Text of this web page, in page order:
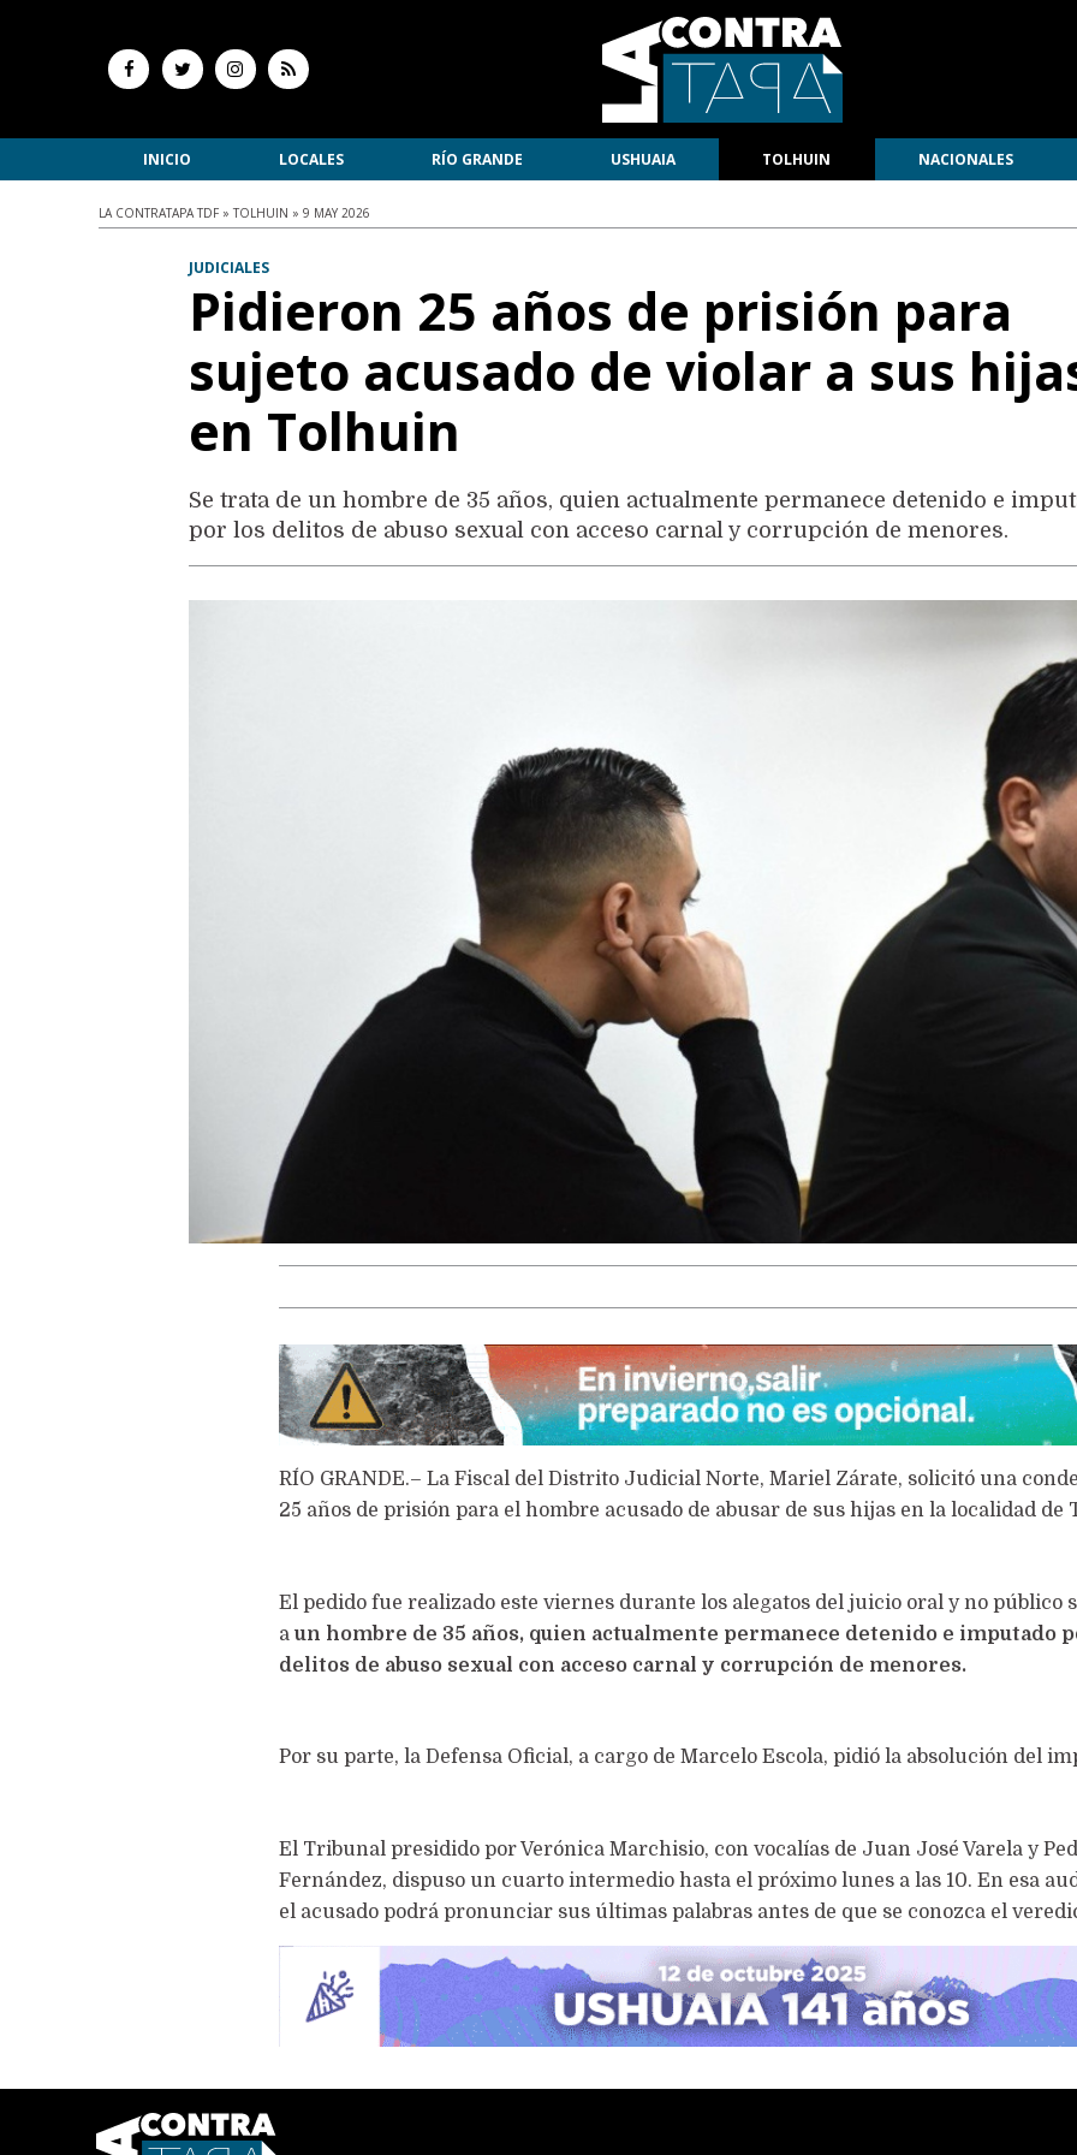
INICIO LOCALES RÍO GRANDE USHUAIA TOLHUIN NACIONALES
LA CONTRATAPA TDF » TOLHUIN » 9 MAY 2026
JUDICIALES
Pidieron 25 años de prisión para
sujeto acusado de violar a sus
en Tolhuin
Se trata de un hombre de 35 años, quien actualmente permanece detenido e
por los delitos de abuso sexual con acceso carnal y corrupción de menores.
RÍO GRANDE.– La Fiscal del Distrito Judicial Norte, Mariel Zárate, solicitó una
25 años de prisión para el hombre acusado de abusar de sus hijas en la localidad de
El pedido fue realizado este viernes durante los alegatos del juicio oral y no público
a un hombre de 35 años, quien actualmente permanece detenido e imputado
delitos de abuso sexual con acceso carnal y corrupción de menores.
Por su parte, la Defensa Oficial, a cargo de Marcelo Escola, pidió la absolución del
El Tribunal presidido por Verónica Marchisio, con vocalías de Juan José Varela y
Fernández, dispuso un cuarto intermedio hasta el próximo lunes a las 10. En esa
el acusado podrá pronunciar sus últimas palabras antes de que se conozca el
LA VOCACIÓN PUEDE MÁS